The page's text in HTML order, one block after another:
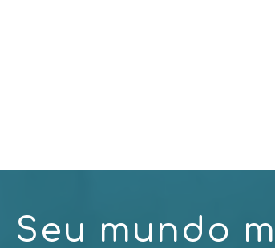
Seu mundo m